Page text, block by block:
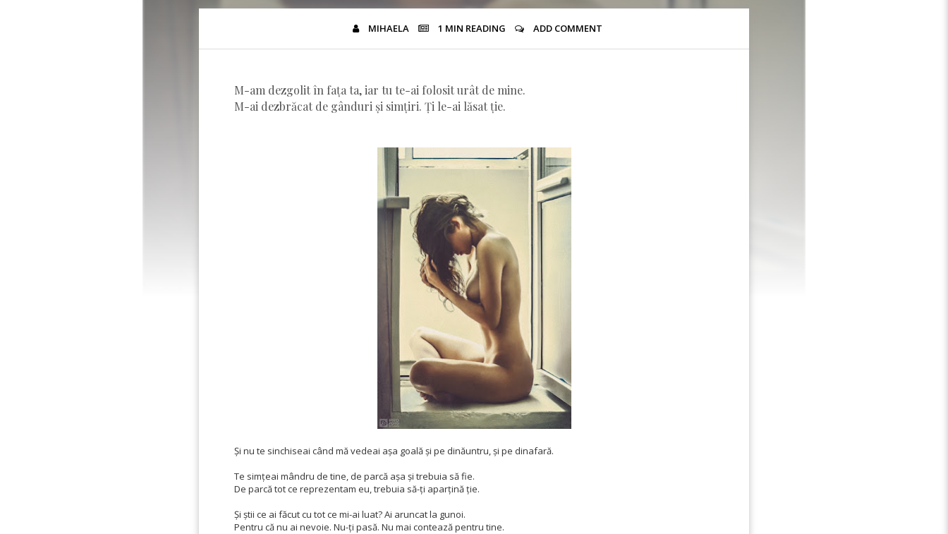
MIHAELA 1 MIN READING ADD COMMENT
M-am dezgolit în fața ta, iar tu te-ai folosit urât de mine.
M-ai dezbrăcat de gânduri și simțiri. Ți le-ai lăsat ție.
Și nu te sinchiseai când mă vedeai așa goală și pe dinăuntru, și pe dinafară.
Te simțeai mândru de tine, de parcă așa și trebuia să fie.
De parcă tot ce reprezentam eu, trebuia să-ți aparțină ție.
Și știi ce ai făcut cu tot ce mi-ai luat? Ai aruncat la gunoi.
Pentru că nu ai nevoie. Nu-ți pasă. Nu mai contează pentru tine.